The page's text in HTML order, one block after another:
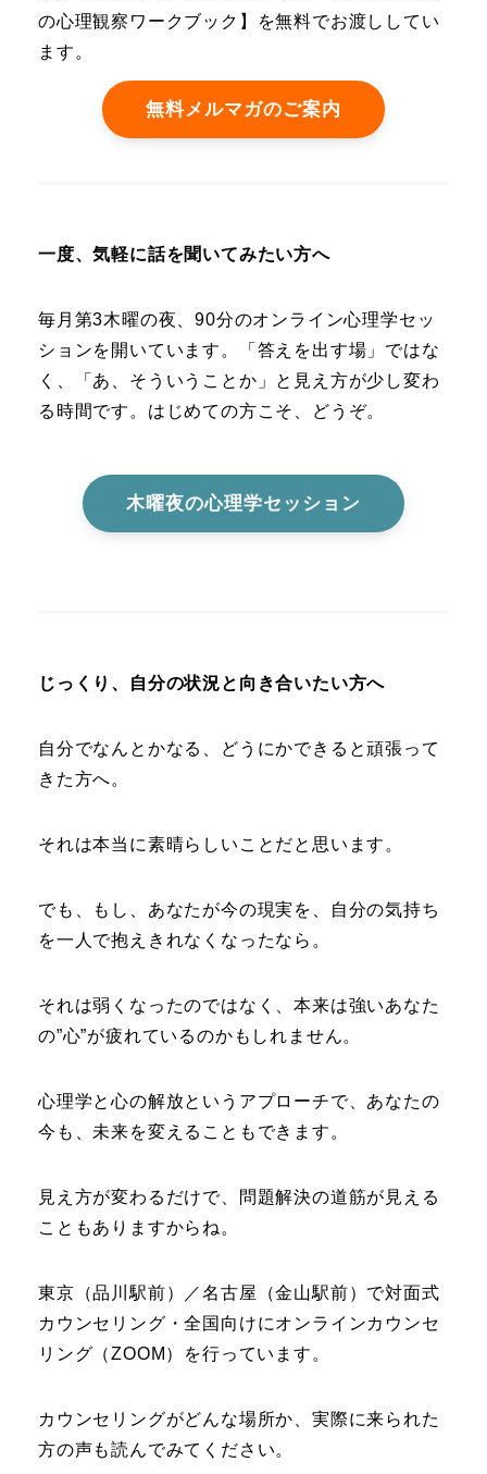
の心理観察ワークブック】を無料でお渡ししてい
ます。
無料メルマガのご案内
一度、気軽に話を聞いてみたい方へ
毎月第3木曜の夜、90分のオンライン心理学セッ
ションを開いています。「答えを出す場」ではな
く、「あ、そういうことか」と見え方が少し変わ
る時間です。はじめての方こそ、どうぞ。
木曜夜の心理学セッション
じっくり、自分の状況と向き合いたい方へ
自分でなんとかなる、どうにかできると頑張って
きた方へ。
それは本当に素晴らしいことだと思います。
でも、もし、あなたが今の現実を、自分の気持ち
を一人で抱えきれなくなったなら。
それは弱くなったのではなく、本来は強いあなた
の”心”が疲れているのかもしれません。
心理学と心の解放というアプローチで、あなたの
今も、未来を変えることもできます。
見え方が変わるだけで、問題解決の道筋が見える
こともありますからね。
東京（品川駅前）／名古屋（金山駅前）で対面式
カウンセリング・全国向けにオンラインカウンセ
リング（ZOOM）を行っています。
カウンセリングがどんな場所か、実際に来られた
方の声も読んでみてください。